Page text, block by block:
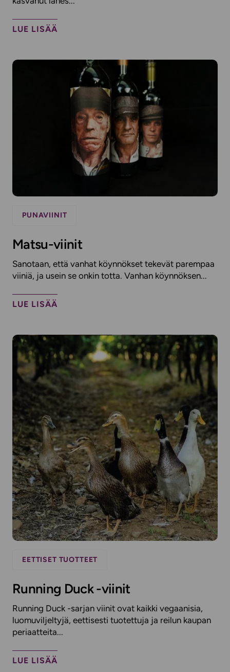
LUE LISÄÄ
PUNAVIINIT
Matsu-viinit
Sanotaan, että vanhat köynnökset tekevät parempaa
viiniä, ja usein se onkin totta. Vanhan köynnöksen...
LUE LISÄÄ
EETTISET TUOTTEET
Running Duck -viinit
Running Duck -sarjan viinit ovat kaikki vegaanisia,
luomuviljeltyjä, eettisesti tuotettuja ja reilun kaupan
periaatteita...
LUE LISÄÄ